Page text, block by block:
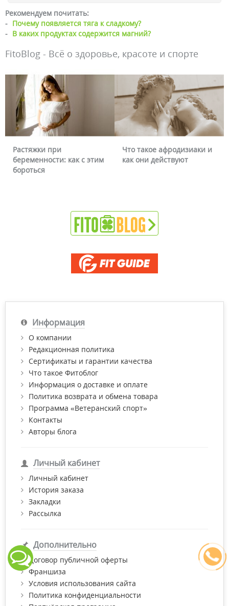
Рекомендуем почитать:
- Почему появляется тяга к сладкому?
- В каких продуктах содержится магний?
FitoBlog - Всё о здоровье, красоте и спорте
Что такое афродизиаки и
как они действуют
Почему краснеет лицо и
можно ли это убрать
Информация
О компании
Редакционная политика
Сертификаты и гарантии качества
Что такое Фитоблог
Информация о доставке и оплате
Политика возврата и обмена товара
Программа «Ветеранский спорт»
Контакты
Авторы блога
Личный кабинет
Личный кабинет
История заказа
Закладки
Рассылка
Дополнительно
Договор публичной оферты
Франшиза
Условия использования сайта
Политика конфиденциальности